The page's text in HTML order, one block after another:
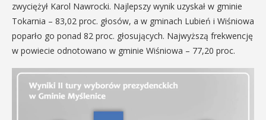
zwyciężył Karol Nawrocki. Najlepszy wynik uzyskał w gminie
Tokarnia – 83,02 proc. głosów, a w gminach Lubień i Wiśniowa
poparło go ponad 82 proc. głosujących. Najwyższą frekwencję
w powiecie odnotowano w gminie Wiśniowa – 77,20 proc.